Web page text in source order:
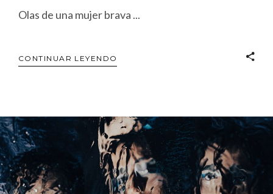
Olas de una mujer brava
CONTINUAR LEYENDO